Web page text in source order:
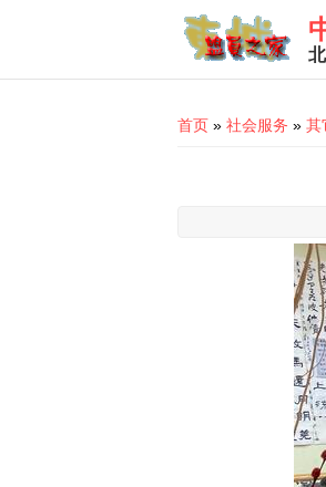
You are here
首页 » 社会服务 » 其